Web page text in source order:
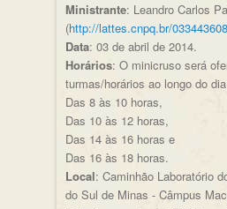
Ministrante: Leandro Carlos
(http://lattes.cnpq.br/
Data: 03 de abril de 2014.
Horários: O minicruso será
turmas/horários ao longo do
Das 8 às 10 horas,
Das 10 às 12 horas,
Das 14 às 16 horas e
Das 16 às 18 horas.
Local: Caminhão Laboratório
do Sul de Minas - Câmpus